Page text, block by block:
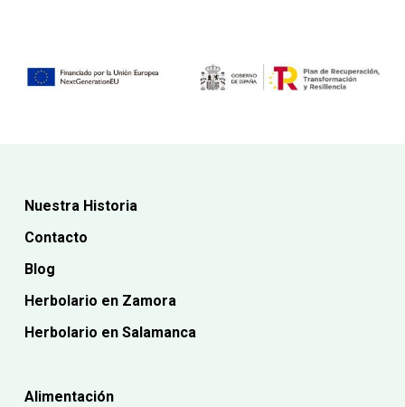
Nuestra Historia
Contacto
Blog
Herbolario en Zamora
Herbolario en Salamanca
Alimentación